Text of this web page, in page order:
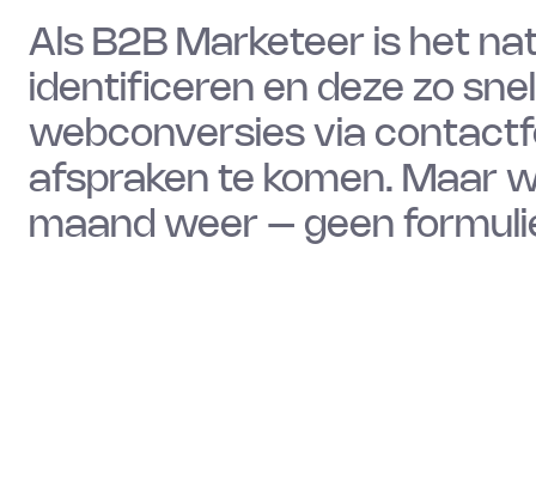
Als B2B Marketeer is het
identificeren en deze zo
webconversies via
afspraken te komen. Maar
maand weer – geen